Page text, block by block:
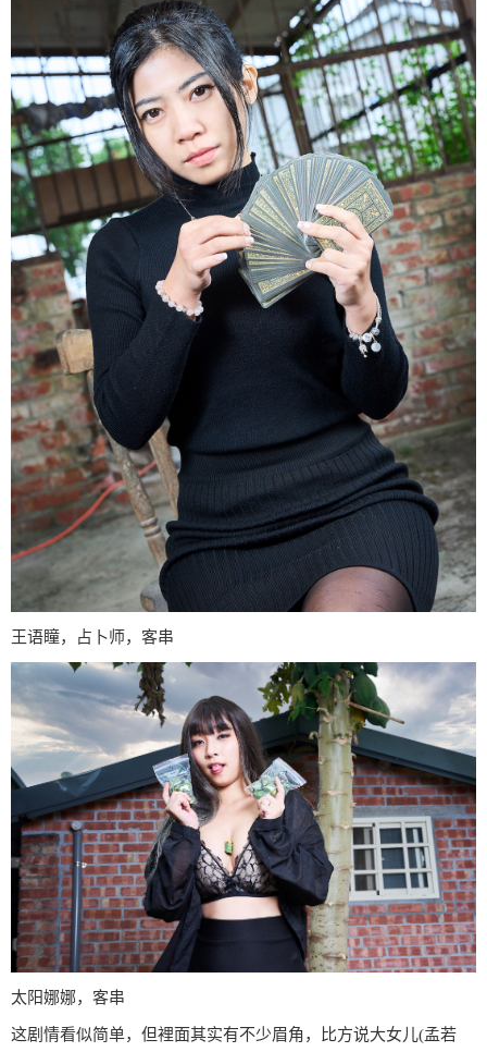
王语瞳，占卜师，客串
太阳娜娜，客串
这剧情看似简单，但裡面其实有不少眉角，比方说大女儿(孟若